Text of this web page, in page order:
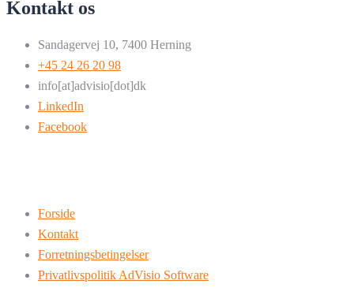
Kontakt os
Sandagervej 10, 7400 Herning
+45 24 26 20 98
info[at]advisio[dot]dk
LinkedIn
Facebook
Forside
Kontakt
Forretningsbetingelser
Privatlivspolitik AdVisio Software